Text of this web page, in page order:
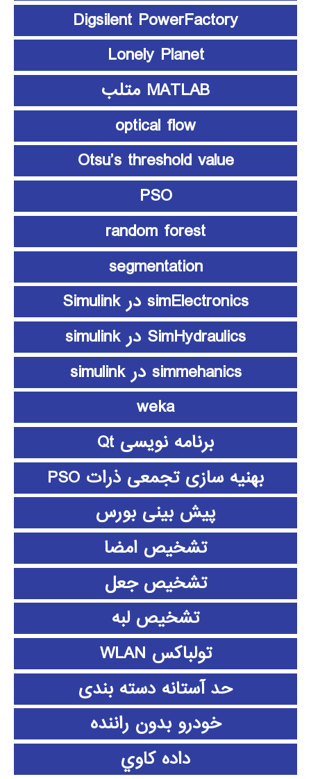
Digsilent PowerFactory
Lonely Planet
MATLAB متلب
optical flow
Otsu’s threshold value
PSO
random forest
segmentation
simElectronics در Simulink
SimHydraulics در simulink
simmehanics در simulink
weka
برنامه نویسی Qt
بهنیه سازی تجمعی ذرات PSO
پیش بینی بورس
تشخیص امضا
تشخیص جعل
تشخیص لبه
تولباکس WLAN
حد آستانه دسته بندی
خودرو بدون راننده
داده كاوي